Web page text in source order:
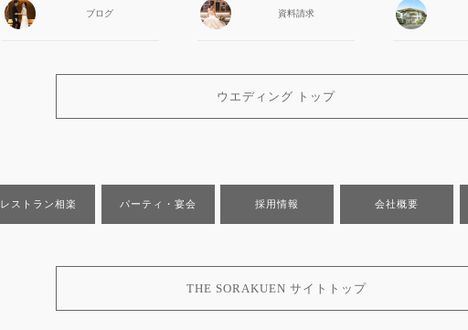
ブログ 資料請求
ウエディング トップ
レストラン相楽 パーティ・宴会 採用情報 会社概要
THE SORAKUEN サイトトップ